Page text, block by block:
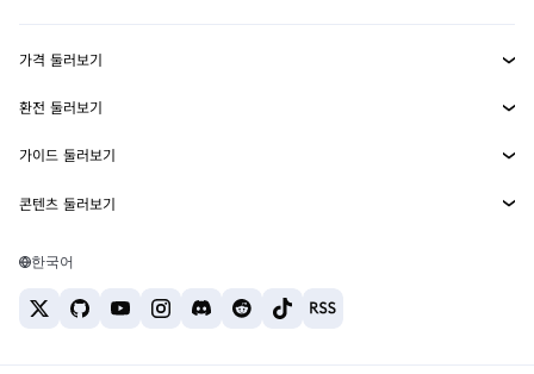
MetaMask Connect
Snaps
웹3 서비스
보안
고객 지원
채용
가격 둘러보기
이더리움 가격
솔라나 가격
테더 가격
환전 둘러보기
ETH를 USD로 환전
USDT를 INR로 환전
BTC를 INR로 환전
ETH를 USDT로 환전
가이드 둘러보기
ETH 매수
USDT 매수
콘텐츠 둘러보기
솔라나 지갑
한국어